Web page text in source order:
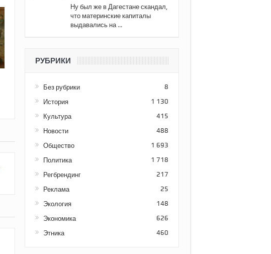
Ну был же в Дагестане скандал,
что материнские капиталы
выдавались на ...
РУБРИКИ
Без рубрики 8
История 1 130
Культура 415
Новости 488
Общество 1 693
Политика 1 718
Регбрендинг 217
Реклама 25
Экология 148
Экономика 626
Этника 460